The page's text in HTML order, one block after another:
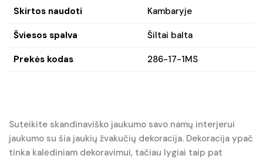
Skirtos naudoti Kambaryje
Šviesos spalva Šiltai balta
Prekės kodas 286-17-1MS
Suteikite skandinaviško jaukumo savo namų interjerui
jaukumo su šia jaukių žvakučių dekoracija. Dekoracija ypač
tinka kalėdiniam dekoravimui, tačiau lygiai taip pat